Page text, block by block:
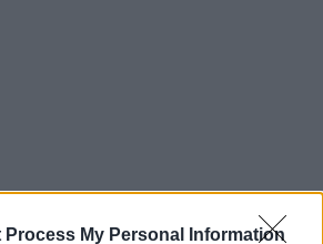
Process My Personal Information